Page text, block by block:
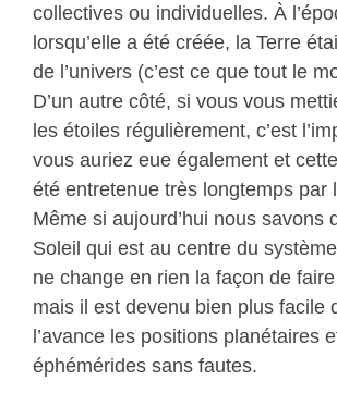
collectives ou individuelles. À
lorsqu’elle a été créée, la Terre
de l’univers (c’est ce que tout le
D’un autre côté, si vous vous
les étoiles régulièrement, c’est
vous auriez eue également et
été entretenue très longtemps par
Même si aujourd’hui nous savons
Soleil qui est au centre du
ne change en rien la façon de faire
mais il est devenu bien plus facile
l’avance les positions planétaires
éphémérides sans fautes.